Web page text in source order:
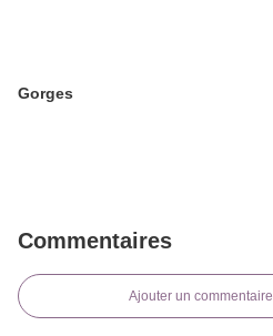
Gorges
Commentaires
Ajouter un commentaire